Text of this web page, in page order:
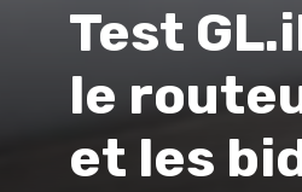
Test
le
et les